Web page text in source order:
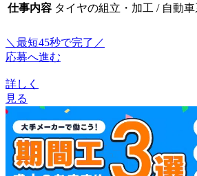
仕事内容 タイヤの組立・加工 / 自動車
＼最短45秒で完了／
応募へ進む
詳しく
見る